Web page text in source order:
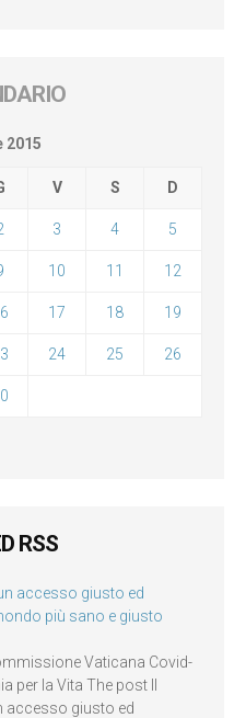
2015
V S D
3 4 5
10 11 12
17 18 19
24 25 26
RSS
accesso giusto ed
più sano e giusto
Vaticana Covid-
per la Vita The post Il
accesso giusto ed